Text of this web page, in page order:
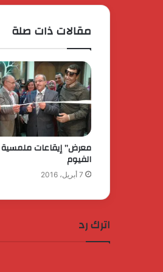
مقالات ذات صلة
معرض” إيقاعات ملمسية
الفيوم
7 أبريل، 2016
اترك رد